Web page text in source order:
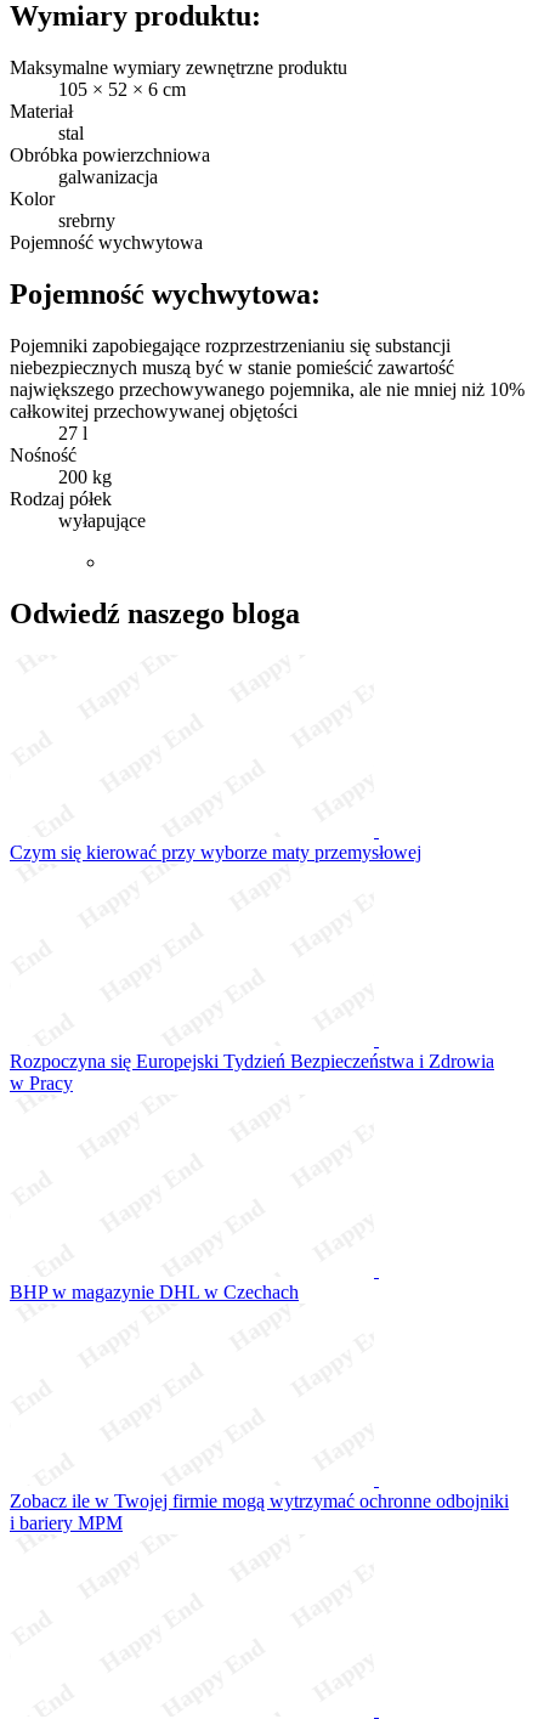
Wymiary produktu:
Maksymalne wymiary zewnętrzne produktu
105 × 52 × 6 cm
Materiał
stal
Obróbka powierzchniowa
galwanizacja
Kolor
srebrny
Pojemność wychwytowa
Pojemność wychwytowa:
Pojemniki zapobiegające rozprzestrzenianiu się substancji
niebezpiecznych muszą być w stanie pomieścić zawartość
największego przechowywanego pojemnika, ale nie mniej niż 10%
całkowitej przechowywanej objętości
27 l
Nośność
200 kg
Rodzaj półek
wyłapujące
Odwiedź naszego bloga
Czym się kierować przy wyborze maty przemysłowej
Rozpoczyna się Europejski Tydzień Bezpieczeństwa i Zdrowia
w Pracy
BHP w magazynie DHL w Czechach
Zobacz ile w Twojej firmie mogą wytrzymać ochronne odbojniki
i bariery MPM